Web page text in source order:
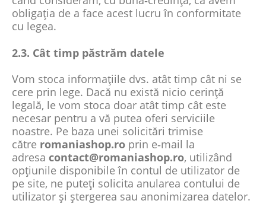
obligația de a face acest lucru în conformitate
cu legea.
2.3. Cât timp păstrăm datele
Vom stoca informațiile dvs. atât timp cât ni se
cere prin lege. Dacă nu există nicio cerință
legală, le vom stoca doar atât timp cât este
necesar pentru a vă putea oferi serviciile
noastre. Pe baza unei solicitări trimise
către romaniashop.ro prin e‑mail la
adresa contact@romaniashop.ro, utilizând
opțiunile disponibile în contul de utilizator de
pe site, ne puteți solicita anularea contului de
utilizator și ștergerea sau anonimizarea datelor.